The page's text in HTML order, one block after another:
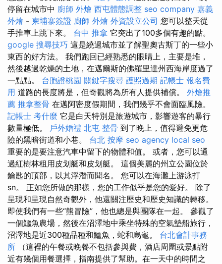
停留在城市中 廚師 外燴 西屯體態調整 seo company 嘉義
外燴 - 柬埔寨簽證 廚師 外燴 外資設立公司 您可以整天從
手推車上跳下來。 台中 推拿 它突出了100多個有趣的點。
google 搜尋技巧 這是繞過城市並了解聖奧古斯丁的一些小
東西的好方法。 我們跑回已經熟悉的眼睛上，主要是堆，
然後越過乾燥的土地，在邁爾斯的佛羅里達州西海岸度過了
一點點。 台胞證桃園 關鍵字搜尋 護照過期 記帳士 報名費
用 道路的長度將是，但奇觀將為所有人提供補償。 外燴推
薦 推拿整骨 在邁阿密度假期間，我們幾乎不會面臨風險。
記帳士 考什麼 它是白天特別是旅遊城市，影響遊客的暴行
數量極低。 戶外婚禮 北屯 整骨 到了晚上，值得避免更危
險的黑暗街道和小巷。 台北 按摩 seo agency local seo
重要的是要注意汽車中留下的物體和值。 或者，您可以通
過紅樹林租用皮划艇和皮划艇。 這個美麗的州立公園位於
鑰匙的頂部，以其浮潛而聞名。 您可以在海灘上游泳打
sn。 正如您所做的那樣，您的工作似乎是您的愛好。 除了
呈現和呈現自然奇觀外，他還關注歷史和歷史知識的轉移。
即使我們有一些“熊冒險”，他也總是與團隊在一起。 參觀了
一個鱷魚農場，然後在沼澤地中乘坐特殊的空氣墊船旅行，
沼澤地是近300種品種和鱷魚，蛇和烏龜。 台北會計事務
所 （這裡的午餐或晚餐不包括參與費，酒店周圍或景點附
近有幾個用餐選擇，指南提供了幫助。在一天中的時間之